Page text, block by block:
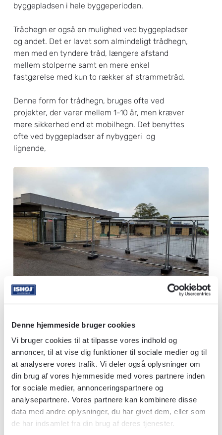
Denne hjemmeside bruger cookies
Vi bruger cookies til at tilpasse vores indhold og
annoncer, til at vise dig funktioner til sociale medier og til
at analysere vores trafik. Vi deler også oplysninger om
din brug af vores hjemmeside med vores partnere inden
for sociale medier, annonceringspartnere og
analysepartnere. Vores partnere kan kombinere disse
data med andre oplysninger, du har givet dem, eller som
de har indsamlet fra din brug af deres tjenester.
byggepladsen i hele byggeperioden.
Trådhegn er også en mulighed ved byggepladser
og andet. Det er lavet som almindeligt trådhegn,
men med en tyndere tråd, længere afstand
mellem stolperne samt en mere enkel
fastgørelse med kun to rækker af strammetråd.
Denne form for trådhegn, bruges ofte ved
projekter, der varer mellem 1-10 år, men kræver
mere sikkerhed end et mobilhegn. Det benyttes
ofte ved byggepladser af nybyggeri og
lignende,
Typer af byggepladshegn